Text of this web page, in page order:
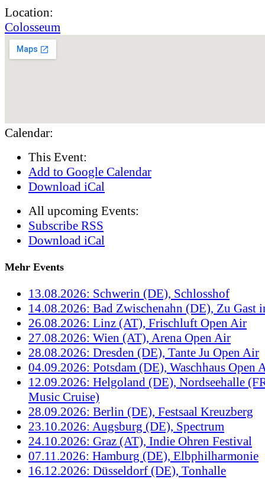
Location:
Colosseum
Calendar:
This Event:
Add to Google Calendar
Download iCal
All upcoming Events:
Subscribe RSS
Download iCal
Mehr Events
13.08.2026: Schwerin (DE), Schlosshof
14.08.2026: Bad Zwischenahn (DE), Zu Gast
26.08.2026: Linz (AT), Frischluft Open Air
27.08.2026: Wien (AT), Arena Open Air
28.08.2026: Dresden (DE), Tante Ju Open Air
04.09.2026: Potsdam (DE), Waschhaus Open
12.09.2026: Helgoland (DE), Nordseehalle
Music Cruise)
28.09.2026: Berlin (DE), Festsaal Kreuzberg
23.10.2026: Augsburg (DE), Spectrum
24.10.2026: Graz (AT), Indie Ohren Festival
07.11.2026: Hamburg (DE), Elbphilharmonie
16.12.2026: Düsseldorf (DE), Tonhalle